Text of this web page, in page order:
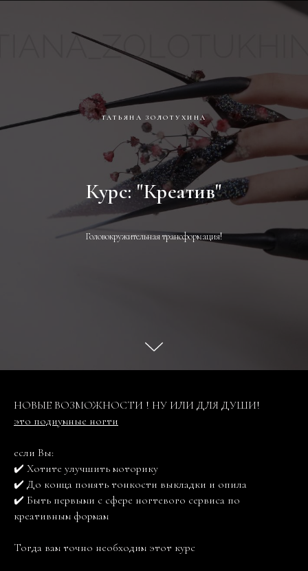
ТАТЬЯНА ЗОЛОТУХИНА
Курс: "Креатив"
Головокружительная трансформация!
НОВЫЕ ВОЗМОЖНОСТИ ! НУ ИЛИ ДЛЯ ДУШИ!
это подиумные ногти
если Вы:
✔️ Хотите улучшить моторику
✔️ До конца понять тонкости выкладки и опила
✔️ Быть первыми с сфере ногтевого сервиса по
креативным формам
Тогда вам точно необходим этот курс